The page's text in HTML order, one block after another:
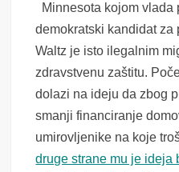
Minnesota kojom vlada
demokratski kandidat za
Waltz je isto ilegalnim
zdravstvenu zaštitu.
dolazi na ideju da zbog
smanji financiranje
umirovljenike na koje
druge strane mu je ideja